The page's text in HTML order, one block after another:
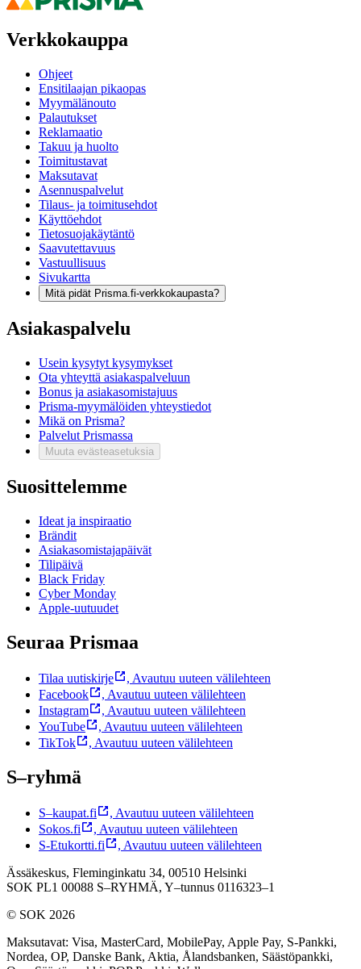
Verkkokauppa
Ohjeet
Ensitilaajan pikaopas
Myymälänouto
Palautukset
Reklamaatio
Takuu ja huolto
Toimitustavat
Maksutavat
Asennuspalvelut
Tilaus- ja toimitusehdot
Käyttöehdot
Tietosuojakäytäntö
Saavutettavuus
Vastuullisuus
Sivukartta
Mitä pidät Prisma.fi-verkkokaupasta?
Asiakaspalvelu
Usein kysytyt kysymykset
Ota yhteyttä asiakaspalveluun
Bonus ja asiakasomistajuus
Prisma-myymälöiden yhteystiedot
Mikä on Prisma?
Palvelut Prismassa
Muuta evästeasetuksia
Suosittelemme
Ideat ja inspiraatio
Brändit
Asiakasomistajapäivät
Tilipäivä
Black Friday
Cyber Monday
Apple-uutuudet
Seuraa Prismaa
Tilaa uutiskirje , Avautuu uuteen välilehteen
Facebook
, Avautuu uuteen välilehteen
Instagram
, Avautuu uuteen välilehteen
YouTube
, Avautuu uuteen välilehteen
TikTok
, Avautuu uuteen välilehteen
S–ryhmä
S–kaupat.fi , Avautuu uuteen välilehteen
Sokos.fi
, Avautuu uuteen välilehteen
S-Etukortti.fi
, Avautuu uuteen välilehteen
Ässäkeskus, Fleminginkatu 34, 00510 Helsinki
SOK PL1 00088 S–RYHMÄ, Y–tunnus 0116323–1
© SOK 2026
Maksutavat: Visa, MasterCard, MobilePay, Apple Pay, S-Pankki,
Nordea, OP, Danske Bank, Aktia, Ålandsbanken, Säästöpankki,